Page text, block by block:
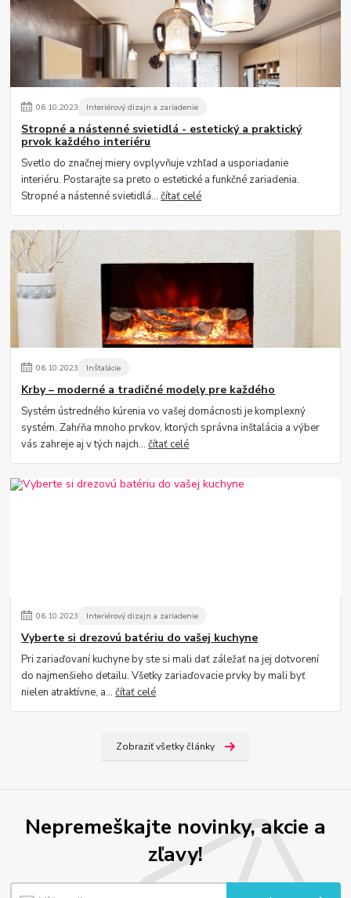
06.10.2023 Interiérový dizajn a zariadenie
Stropné a nástenné svietidlá - estetický a praktický
prvok každého interiéru
Svetlo do značnej miery ovplyvňuje vzhľad a usporiadanie
interiéru. Postarajte sa preto o estetické a funkčné zariadenia.
Stropné a nástenné svietidlá...čítať celé
06.10.2023 Inštalácie
Krby – moderné a tradičné modely pre každého
Systém ústredného kúrenia vo vašej domácnosti je komplexný
systém. Zahŕňa mnoho prvkov, ktorých správna inštalácia a výber
vás zahreje aj v tých najch...čítať celé
06.10.2023 Interiérový dizajn a zariadenie
Vyberte si drezovú batériu do vašej kuchyne
Pri zariaďovaní kuchyne by ste si mali dať záležať na jej dotvorení
do najmenšieho detailu. Všetky zariaďovacie prvky by mali byť
nielen atraktívne, a...čítať celé
Zobraziť všetky články
Nepremeškajte novinky, akcie a
zľavy!